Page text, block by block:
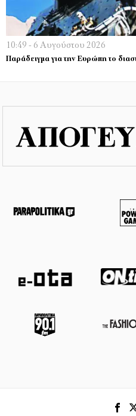
10:49 - 6 Αυγούστου 2026
Παράδειγμα για την Ευρώπη το